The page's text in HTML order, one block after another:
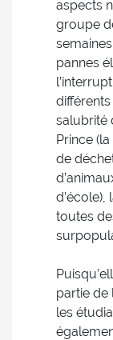
aspects
groupe
pannes
salubrité
Prince
de
toutes
partie de
les